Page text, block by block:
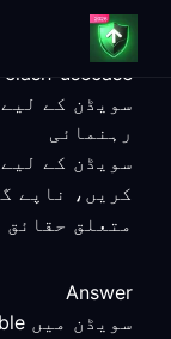
clash-usecase
رہنمائی
کریں، ناپے
متعلق
Answer